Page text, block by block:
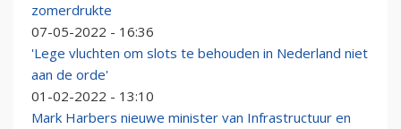
zomerdrukte
07-05-2022 - 16:36
'Lege vluchten om slots te behouden in Nederland niet
aan de orde'
01-02-2022 - 13:10
Mark Harbers nieuwe minister van Infrastructuur en